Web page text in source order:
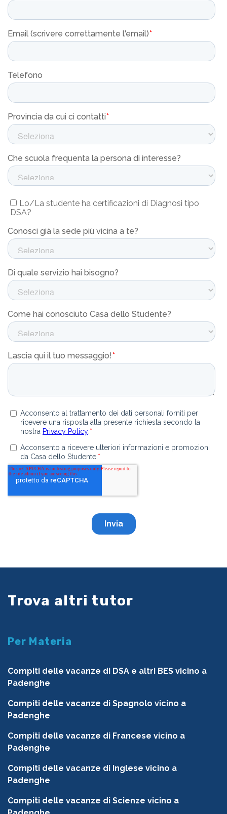
Trova altri tutor
Per Materia
Compiti delle vacanze di DSA e altri BES vicino a
Padenghe
Compiti delle vacanze di Spagnolo vicino a
Padenghe
Compiti delle vacanze di Francese vicino a
Padenghe
Compiti delle vacanze di Inglese vicino a
Padenghe
Compiti delle vacanze di Scienze vicino a